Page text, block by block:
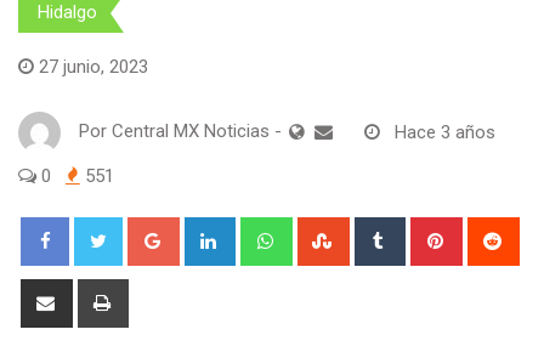
Hidalgo
27 junio, 2023
Por Central MX Noticias - Hace 3 años
0 551
Google+ LinkedIn WhatsappStumbleUpon
Tumblr Pinterest
Share